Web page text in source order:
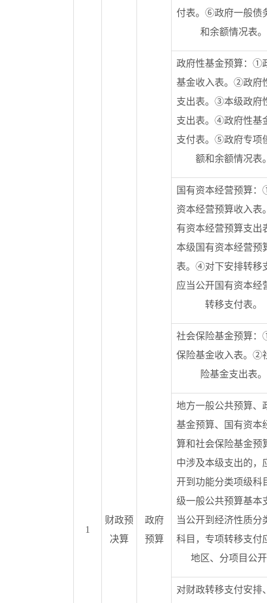
1
财政预
决算
政府
预算
付表。⑥政府一般债
和余额情况表。
政府性基金预算：①
基金收入表。②政府
支出表。③本级政府
支出表。④政府性基
支付表。⑤政府专项
额和余额情况表
国有资本经营预算
资本经营预算收入
有资本经营预算支
本级国有资本经营预
表。④对下安排转移
应当公开国有资本经
转移支付表。
社会保险基金预算
保险基金收入表。②
险基金支出表。
地方一般公共预算、
基金预算、国有资本
算和社会保险基金预
中涉及本级支出的，
开到功能分类项级科
级一般公共预算基本
当公开到经济性质分
科目，专项转移支付
地区、分项目公
对财政转移支付安排